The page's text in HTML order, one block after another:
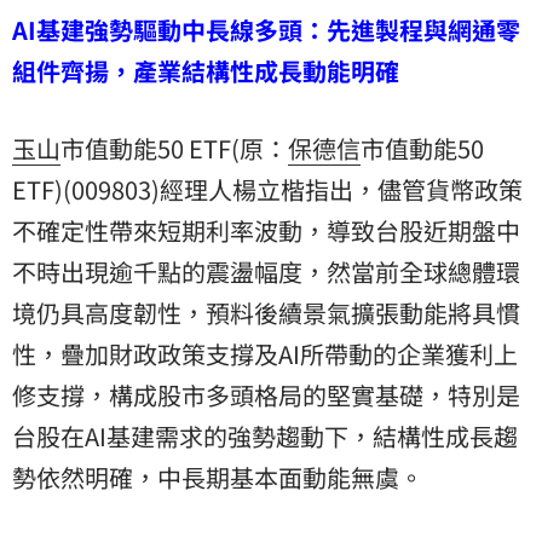
AI基建強勢驅動中長線多頭：先進製程與網通零
組件齊揚，產業結構性成長動能明確
玉山市值動能50 ETF(原： 保德信市值動能50
ETF)(009803)經理人楊立楷指出，儘管貨幣政策
不確定性帶來短期利率波動，導致台股近期盤中
不時出現逾千點的震盪幅度，然當前全球總體環
境仍具高度韌性，預料後續景氣擴張動能將具慣
性，疊加財政政策支撐及AI所帶動的企業獲利上
修支撐，構成股市多頭格局的堅實基礎，特別是
台股在AI基建需求的強勢趨動下，結構性成長趨
勢依然明確，中長期基本面動能無虞。